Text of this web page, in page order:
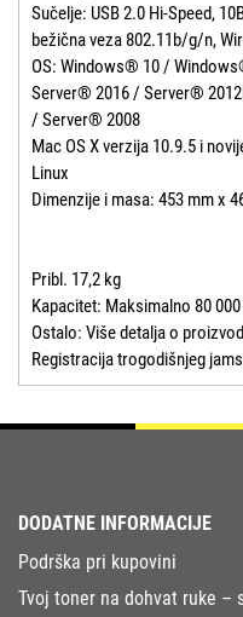
Sučelje: USB 2.0 Hi-Speed,
bežična veza 802.11b/g/n,
OS: Windows® 10 /
Server® 2016 / Server®
/ Server® 2008
Mac OS X verzija 10.9.5 i
Linux
Dimenzije i masa: 453 mm x
Pribl. 17,2 kg
Kapacitet: Maksimalno 80
Ostalo: Više detalja o
Registracija trogodišnjeg
DODATNE INFORMACIJE
Podrška pri kupovini
Tvoj toner na dohvat ruke –